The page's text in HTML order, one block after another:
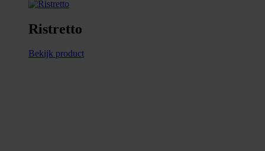
Ristretto
Bekijk product